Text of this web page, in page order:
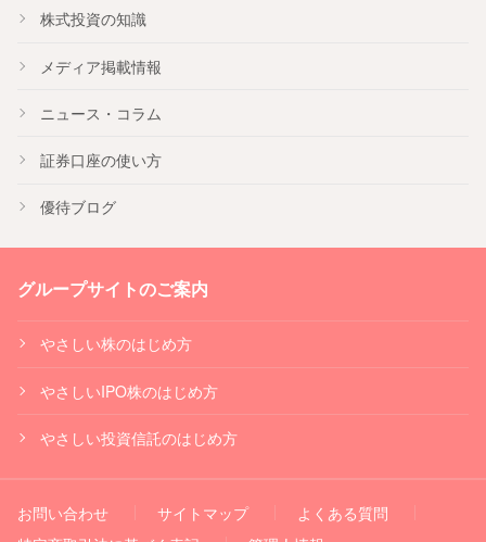
株式投資の知識
メディア掲載情報
ニュース・コラム
証券口座の使い方
優待ブログ
グループサイトのご案内
やさしい株のはじめ方
やさしいIPO株のはじめ方
やさしい投資信託のはじめ方
お問い合わせ サイトマップ
よくある質問